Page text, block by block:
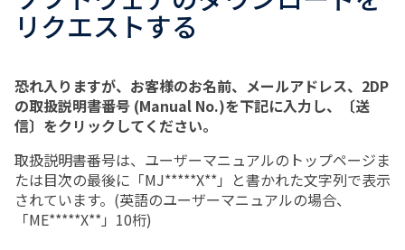
ンピューターにインストールされた状態で提供され
ます。なお、アップデート版及びアップグレード版
(2)本文書： 本ソフトウェアの取扱説明書及びイン
ストールマニュアルをいいます。お客様には、印刷
物、電子文書又はリガクホームページに掲載の何れ
かの方法により提供されます。
(3)本プログラム：本ソフトウェアがインストール
されたコンピューターで本ソフトウェアを使用でき
るようにするためのライセンスキープログラムをい
リクエストする
恐れ入りますが、お客様のお名前、メールアドレス、2DP
の取扱説明書番号 (Manual No.)を下記に入力し、〔送
信〕をクリックしてください。
取扱説明書番号は、ユーザーマニュアルのトップページま
たは目次の最後に「MJ*****X**」と書かれた文字列で表示
されています。(英語のユーザーマニュアルの場合、
「ME*****X**」10桁)